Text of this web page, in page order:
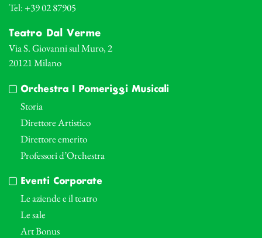
Tel: +39 02 87905
Teatro Dal Verme
Via S. Giovanni sul Muro, 2
20121 Milano
Orchestra I Pomeriggi Musicali
Storia
Direttore Artistico
Direttore emerito
Professori d’Orchestra
Eventi Corporate
Le aziende e il teatro
Le sale
Art Bonus